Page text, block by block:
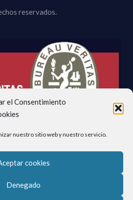
el Consentimiento
nuestro sitio web y nuestro servicio.
cookies
Denegado
reservados.